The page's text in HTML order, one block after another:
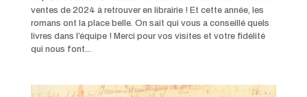
ventes de 2024 à retrouver en librairie ! Et cette année, les
romans ont la place belle. On sait qui vous a conseillé quels
livres dans l’équipe ! Merci pour vos visites et votre fidélité
qui nous font...